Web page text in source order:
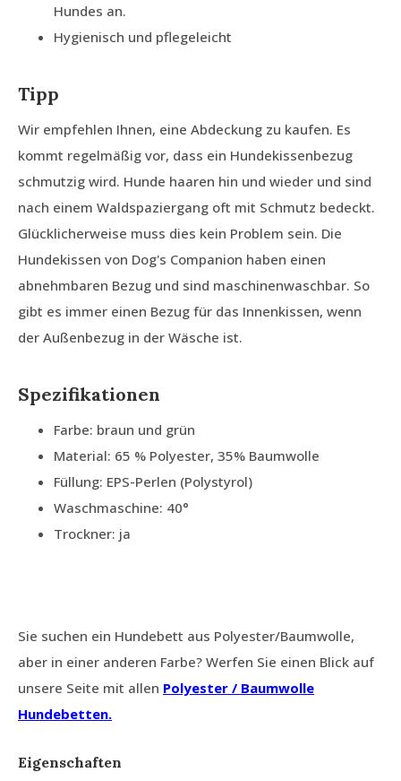
Hundes an.
Hygienisch und pflegeleicht
Tipp
Wir empfehlen Ihnen, eine Abdeckung zu kaufen. Es
kommt regelmäßig vor, dass ein Hundekissenbezug
schmutzig wird. Hunde haaren hin und wieder und sind
nach einem Waldspaziergang oft mit Schmutz bedeckt.
Glücklicherweise muss dies kein Problem sein. Die
Hundekissen von Dog's Companion haben einen
abnehmbaren Bezug und sind maschinenwaschbar. So
gibt es immer einen Bezug für das Innenkissen, wenn
der Außenbezug in der Wäsche ist.
Spezifikationen
Farbe: braun und grün
Material: 65 % Polyester, 35% Baumwolle
Füllung: EPS-Perlen (Polystyrol)
Waschmaschine: 40°
Trockner: ja
Sie suchen ein Hundebett aus Polyester/Baumwolle,
aber in einer anderen Farbe? Werfen Sie einen Blick auf
unsere Seite mit allen Polyester / Baumwolle
Hundebetten.
Eigenschaften